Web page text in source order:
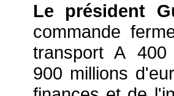
Le président
commande
transport A
900 millions